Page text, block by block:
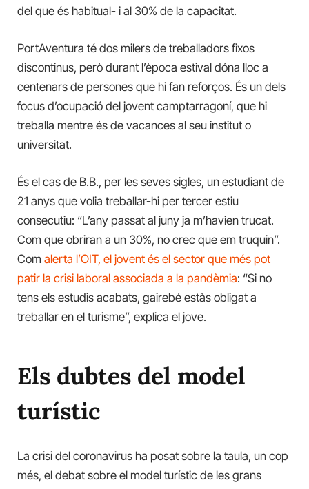
del que és habitual- i al 30% de la capacitat.
PortAventura té dos milers de treballadors fixos
discontinus, però durant l’època estival dóna lloc a
centenars de persones que hi fan reforços. És un dels
focus d’ocupació del jovent camptarragoní, que hi
treballa mentre és de vacances al seu institut o
universitat.
És el cas de B.B., per les seves sigles, un estudiant de
21 anys que volia treballar-hi per tercer estiu
consecutiu: “L’any passat al juny ja m’havien trucat.
Com que obriran a un 30%, no crec que em truquin”.
Com alerta l’OIT, el jovent és el sector que més pot
patir la crisi laboral associada a la pandèmia: “Si no
tens els estudis acabats, gairebé estàs obligat a
treballar en el turisme”, explica el jove.
Els dubtes del model
turístic
La crisi del coronavirus ha posat sobre la taula, un cop
més, el debat sobre el model turístic de les grans